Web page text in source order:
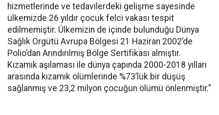
hizmetlerinde ve tedavilerdeki gelişme sayesinde
ülkemizde 26 yıldır çocuk felci vakası tespit
edilmemiştir. Ülkemizin de içinde bulunduğu Dünya
Sağlık Örgütü Avrupa Bölgesi 21 Haziran 2002’de
Polio’dan Arındırılmış Bölge Sertifikası almıştır.
Kızamık aşılaması ile dünya çapında 2000-2018 yılları
arasında kızamık ölümlerinde %73’lük bir düşüş
sağlanmış ve 23,2 milyon çocuğun ölümü önlenmiştir.”